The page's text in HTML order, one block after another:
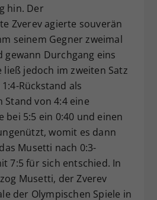
hin. Der
Zverev agierte souverän
seinem Gegner zweimal
gewann Durchgang eins
ließ jedoch im zweiten Satz
Rückstand als
Stand von 4:4 eine
bei 5:5 ein 0:40 und einen
womit es dann
Musetti nach 0:3-
7:5 für sich entschied. In
Musetti, der Zverev
der Olympischen Spiele in